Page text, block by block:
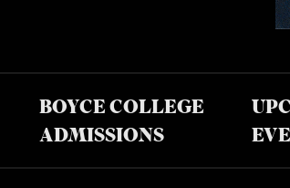
BOYCE COLLEGE
ADMISSIONS